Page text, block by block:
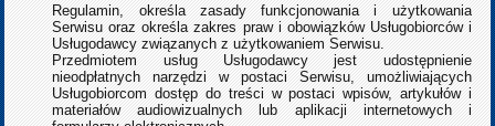
Regulamin, określa zasady funkcjonowania i użytkowania
Serwisu oraz określa zakres praw i obowiązków Usługobiorców i
Usługodawcy związanych z użytkowaniem Serwisu.
Przedmiotem usług Usługodawcy jest udostępnienie
nieodpłatnych narzędzi w postaci Serwisu, umożliwiających
Usługobiorcom dostęp do treści w postaci wpisów, artykułów i
materiałów audiowizualnych lub aplikacji internetowych i